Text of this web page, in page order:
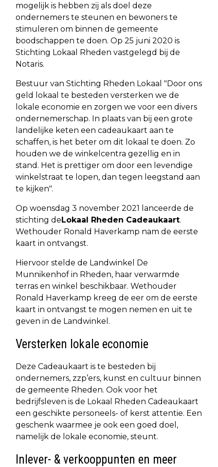
mogelijk is hebben zij als doel deze
ondernemers te steunen en bewoners te
stimuleren om binnen de gemeente
boodschappen te doen. Op 25 juni 2020 is
Stichting Lokaal Rheden vastgelegd bij de
Notaris.
Bestuur van Stichting Rheden Lokaal "Door ons
geld lokaal te besteden versterken we de
lokale economie en zorgen we voor een divers
ondernemerschap. In plaats van bij een grote
landelijke keten een cadeaukaart aan te
schaffen, is het beter om dit lokaal te doen. Zo
houden we de winkelcentra gezellig en in
stand. Het is prettiger om door een levendige
winkelstraat te lopen, dan tegen leegstand aan
te kijken".
Op woensdag 3 november 2021 lanceerde de
stichting deLokaal Rheden Cadeaukaart.
Wethouder Ronald Haverkamp nam de eerste
kaart in ontvangst.
Hiervoor stelde de Landwinkel De
Munnikenhof in Rheden, haar verwarmde
terras en winkel beschikbaar. Wethouder
Ronald Haverkamp kreeg de eer om de eerste
kaart in ontvangst te mogen nemen en uit te
geven in de Landwinkel.
Versterken lokale economie
Deze Cadeaukaart is te besteden bij
ondernemers, zzp’ers, kunst en cultuur binnen
de gemeente Rheden. Ook voor het
bedrijfsleven is de Lokaal Rheden Cadeaukaart
een geschikte personeels- of kerst attentie. Een
geschenk waarmee je ook een goed doel,
namelijk de lokale economie, steunt.
Inlever- & verkooppunten en meer